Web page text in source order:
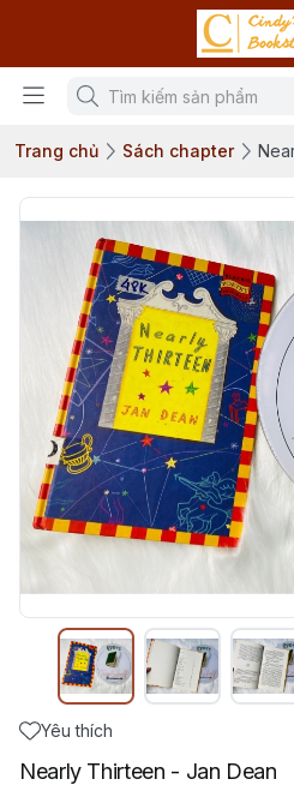
Trang chủ Sách chapter
Yêu thích
Nearly Thirteen - Jan Dean